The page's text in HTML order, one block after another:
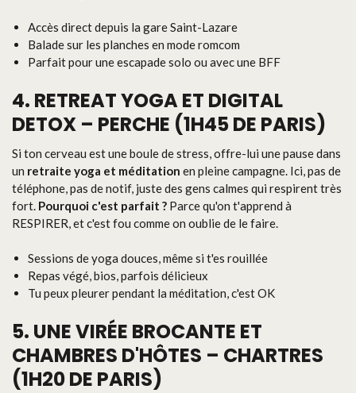
Accès direct depuis la gare Saint-Lazare
Balade sur les planches en mode romcom
Parfait pour une escapade solo ou avec une BFF
4. RETREAT YOGA ET DIGITAL
DETOX – PERCHE (1H45 DE PARIS)
Si ton cerveau est une boule de stress, offre-lui une pause dans
un retraite yoga et méditation en pleine campagne. Ici, pas de
téléphone, pas de notif, juste des gens calmes qui respirent très
fort. Pourquoi c'est parfait ? Parce qu'on t'apprend à
RESPIRER, et c'est fou comme on oublie de le faire.
Sessions de yoga douces, même si t'es rouillée
Repas végé, bios, parfois délicieux
Tu peux pleurer pendant la méditation, c'est OK
5. UNE VIRÉE BROCANTE ET
CHAMBRES D'HÔTES – CHARTRES
(1H20 DE PARIS)